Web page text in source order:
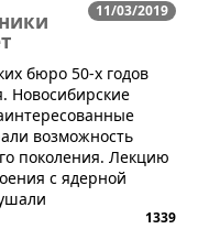
11/03/2019
бюро 50-х годов
Новосибирские
возможность
поколения. Лекцию
с ядерной
1339